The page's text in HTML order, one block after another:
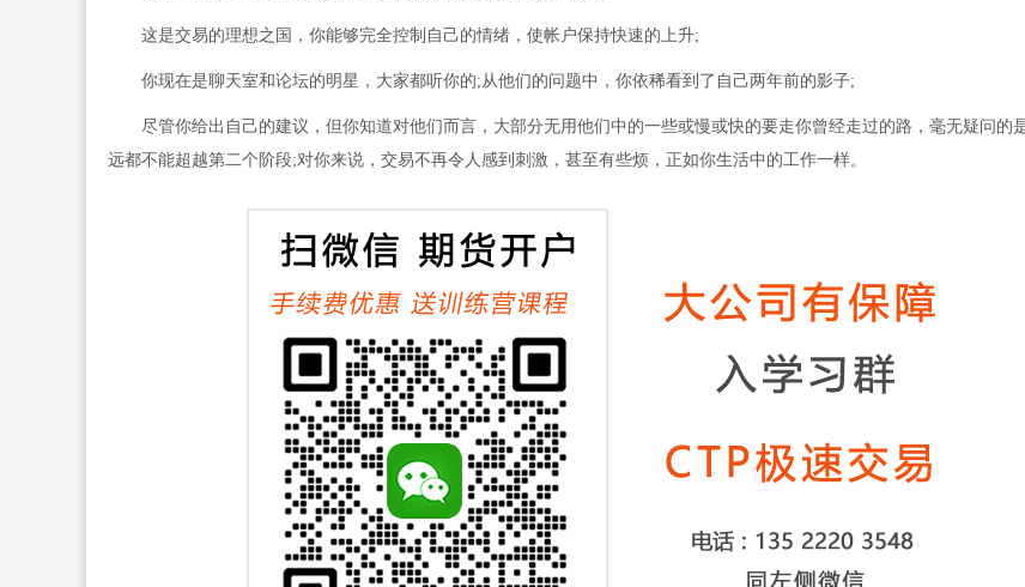
这是交易的理想之国，你能够完全控制自己的情绪，使帐户保持快速的上升;
你现在是聊天室和论坛的明星，大家都听你的;从他们的问题中，你依稀看到了自己两年前的影子;
尽管你给出自己的建议，但你知道对他们而言，大部分无用他们中的一些或慢或快的要走你曾经走过的路，毫无疑问的
远都不能超越第二个阶段;对你来说，交易不再令人感到刺激，甚至有些烦，正如你生活中的工作一样。